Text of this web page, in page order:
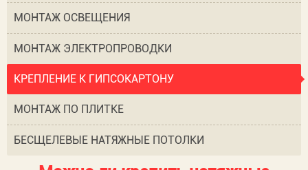
МОНТАЖ ОСВЕЩЕНИЯ
МОНТАЖ ЭЛЕКТРОПРОВОДКИ
КРЕПЛЕНИЕ К ГИПСОКАРТОНУ
МОНТАЖ ПО ПЛИТКЕ
БЕСЩЕЛЕВЫЕ НАТЯЖНЫЕ ПОТОЛКИ